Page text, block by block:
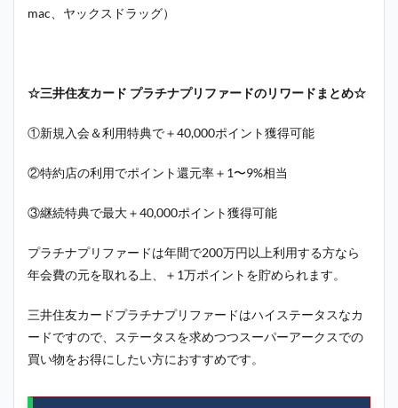
mac、ヤックスドラッグ）
☆三井住友カード プラチナプリファードのリワードまとめ☆
①新規入会＆利用特典で＋40,000ポイント獲得可能
②特約店の利用でポイント還元率＋1〜9%相当
③継続特典で最大＋40,000ポイント獲得可能
プラチナプリファードは年間で200万円以上利用する方なら
年会費の元を取れる上、＋1万ポイントを貯められます。
三井住友カードプラチナプリファードはハイステータスなカ
ードですので、ステータスを求めつつスーパーアークスでの
買い物をお得にしたい方におすすめです。